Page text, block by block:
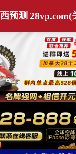
预测 28vp.com(